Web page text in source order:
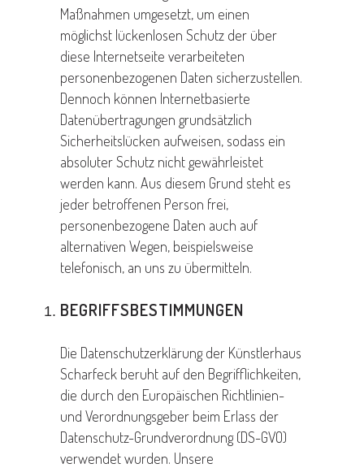
Maßnahmen umgesetzt, um einen
möglichst lückenlosen Schutz der über
diese Internetseite verarbeiteten
personenbezogenen Daten sicherzustellen.
Dennoch können Internetbasierte
Datenübertragungen grundsätzlich
Sicherheitslücken aufweisen, sodass ein
absoluter Schutz nicht gewährleistet
werden kann. Aus diesem Grund steht es
jeder betroffenen Person frei,
personenbezogene Daten auch auf
alternativen Wegen, beispielsweise
telefonisch, an uns zu übermitteln.
BEGRIFFSBESTIMMUNGEN
Die Datenschutzerklärung der Künstlerhaus
Scharfeck beruht auf den Begrifflichkeiten,
die durch den Europäischen Richtlinien-
und Verordnungsgeber beim Erlass der
Datenschutz-Grundverordnung (DS-GVO)
verwendet wurden. Unsere